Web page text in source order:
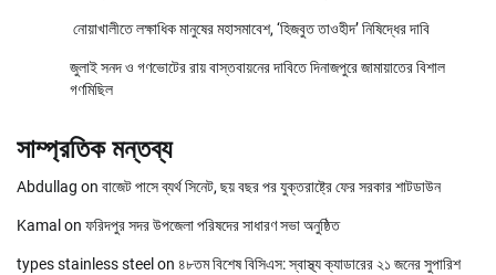
নোয়াখালীতে লক্ষাধিক মানুষের মহাসমাবেশ, ‘হিজবুত তাওহীদ’ নিষিদ্ধের দাবি
জুলাই সনদ ও গণভোটের রায় বাস্তবায়নের দাবিতে দিনাজপুরে জামায়াতের বিশাল
গণমিছিল
সাম্প্রতিক মন্তব্য
Abdullag on বাজেট পাসে ব্যর্থ সিনেট, ছয় বছর পর যুক্তরাষ্ট্রে ফের সরকার শাটডাউন
Kamalon ফরিদপুর সদর উপজেলা পরিষদের সাধারণ সভা অনুষ্ঠিত
types stainless steelon ৪৮তম বিশেষ বিসিএস: স্বাস্থ্য ক্যাডারের ২১ জনের সুপারিশ